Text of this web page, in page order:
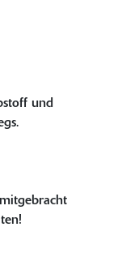
und